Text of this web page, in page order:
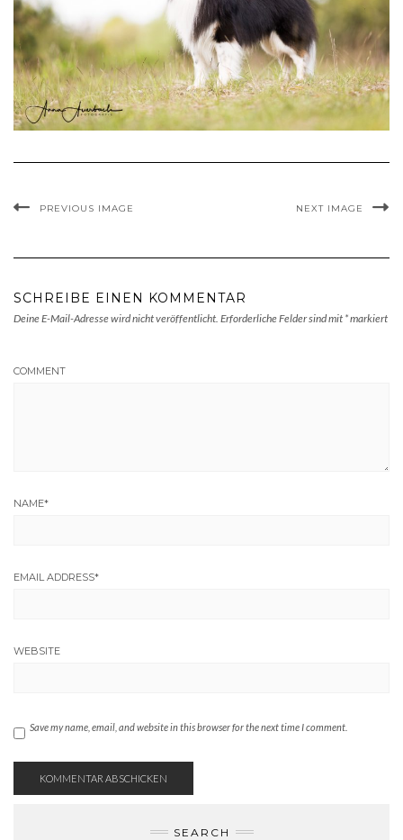
PREVIOUS IMAGE NEXT IMAGE
SCHREIBE EINEN KOMMENTAR
Deine E-Mail-Adresse wird nicht veröffentlicht. Erforderliche Felder sind mit *markiert
COMMENT
NAME*
EMAIL ADDRESS*
WEBSITE
Save my name, email, and website in this browser for the next time I comment.
SEARCH